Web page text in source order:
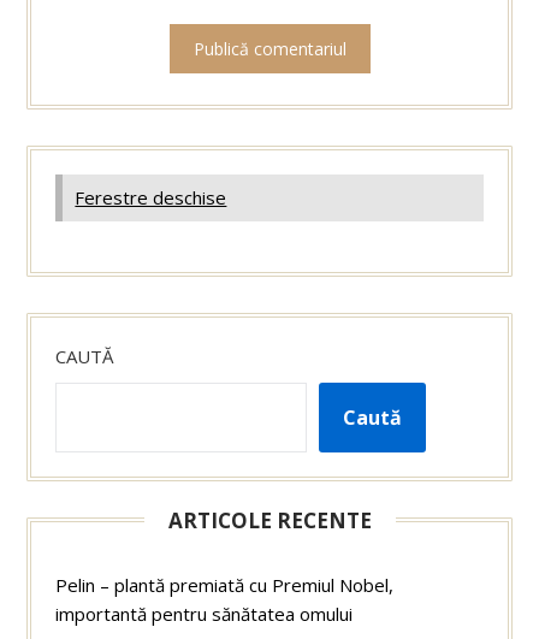
Ferestre deschise
CAUTĂ
Caută
ARTICOLE RECENTE
Pelin – plantă premiată cu Premiul Nobel,
importantă pentru sănătatea omului